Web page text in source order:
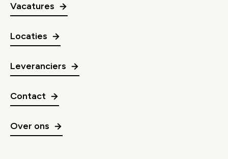
Vacatures
Locaties
Leveranciers
Contact
Over ons